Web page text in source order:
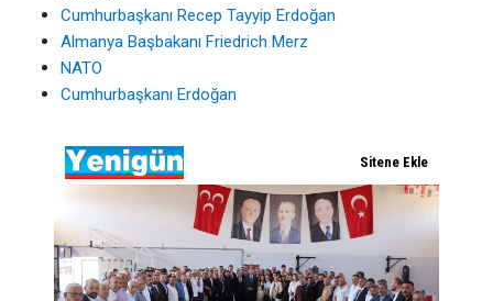
Cumhurbaşkanı Recep Tayyip Erdoğan
Almanya Başbakanı Friedrich Merz
NATO
Cumhurbaşkanı Erdoğan